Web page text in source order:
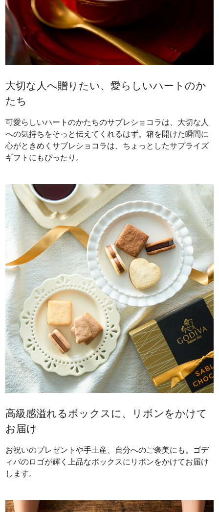
大切な人へ贈りたい、愛らしいハートのか
たち
可愛らしいハートのかたちのサブレショコラは、大切な人
への気持ちをそっと伝えてくれるはず。箱を開けた瞬間に
心がときめくサブレショコラは、ちょっとしたサプライズ
ギフトにもぴったり。
高級感溢れるボックスに、リボンをかけて
お届け
お祝いのプレゼントや手土産、自分へのご褒美にも。ゴデ
ィバのロゴが輝く上品なボックスにリボンをかけてお届け
します。